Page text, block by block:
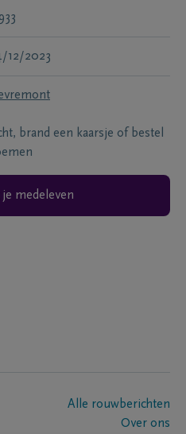
12/2023
brand een kaarsje of bestel
je medeleven
Alle rouwberichten
Over ons